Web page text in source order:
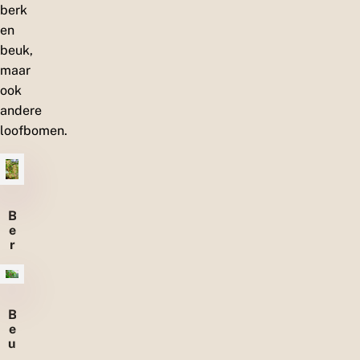
berk
en
beuk,
maar
ook
andere
loofbomen.
B
e
r
B
e
u